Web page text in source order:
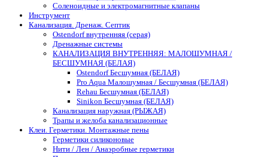
Соленоидные и электромагнитные клапаны
Инструмент
Канализация. Дренаж. Септик
Ostendorf внутренняя (серая)
Дренажные системы
КАНАЛИЗАЦИЯ ВНУТРЕННЯЯ: МАЛОШУМНАЯ /
БЕСШУМНАЯ (БЕЛАЯ)
Ostendorf Бесшумная (БЕЛАЯ)
Pro Aqua Малошумная / Бесшумная (БЕЛАЯ)
Rehau Бесшумная (БЕЛАЯ)
Sinikon Бесшумная (БЕЛАЯ)
Канализация наружная (РЫЖАЯ)
Трапы и желоба канализационные
Клеи. Герметики. Монтажные пены
Герметики силиконовые
Нити / Лен / Анаэробные герметики